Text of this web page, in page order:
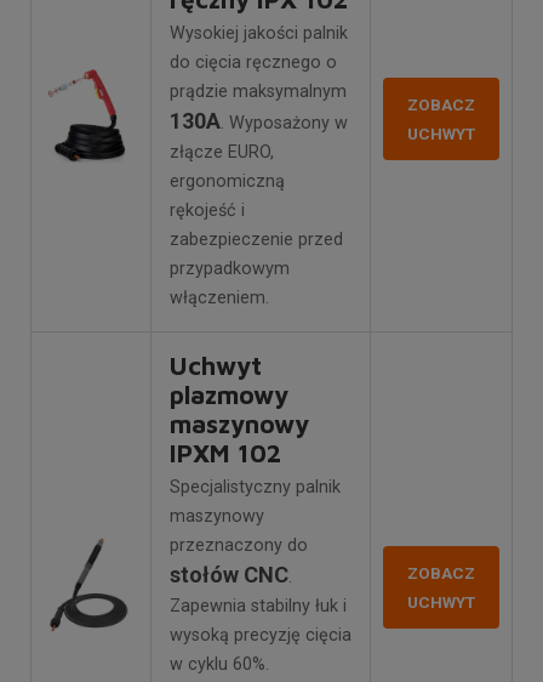
Wysokiej jakości palnik
do cięcia ręcznego o
prądzie maksymalnym
130A. Wyposażony w
złącze EURO,
ergonomiczną
rękojeść i
zabezpieczenie przed
przypadkowym
włączeniem.
ZOBACZ
UCHWYT
Uchwyt
plazmowy
maszynowy
IPXM 102
Specjalistyczny palnik
maszynowy
przeznaczony do
stołów CNC.
Zapewnia stabilny łuk i
wysoką precyzję cięcia
w cyklu 60%.
ZOBACZ
UCHWYT